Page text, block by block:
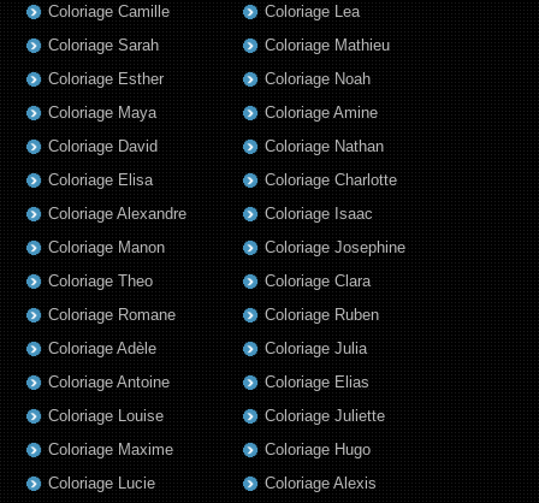
Coloriage Camille
Coloriage Sarah
Coloriage Esther
Coloriage Maya
Coloriage David
Coloriage Elisa
Coloriage Alexandre
Coloriage Manon
Coloriage Theo
Coloriage Romane
Coloriage Adèle
Coloriage Antoine
Coloriage Louise
Coloriage Maxime
Coloriage Lucie
Coloriage Lea
Coloriage Mathieu
Coloriage Noah
Coloriage Amine
Coloriage Nathan
Coloriage Charlotte
Coloriage Isaac
Coloriage Josephine
Coloriage Clara
Coloriage Ruben
Coloriage Julia
Coloriage Elias
Coloriage Juliette
Coloriage Hugo
Coloriage Alexis